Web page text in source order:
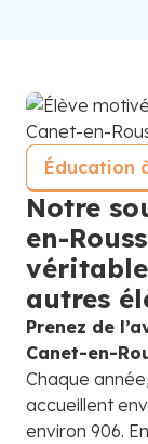
Éducation
Notre
en-
autres
Prenez de
Canet-en-
Chaque
accueillent
environ 906.